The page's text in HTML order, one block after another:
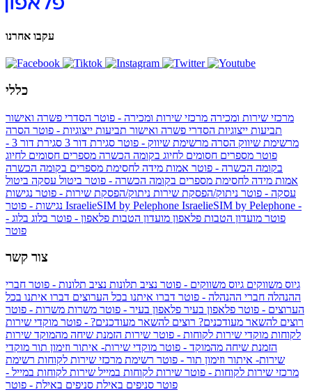
עקבו אחרנו
כללי
מרכזי שירות ומכירה מרכזי שירות ומכירה - פוטר הסדרי פשרה ואישור
תביעות ייצוגיות הסדרי פשרה ואישור תביעות ייצוגיות - פוטר הסרה
מרשימת שיווק הסרה מרשימת שיווק - פוטר סגירת דור 3
סגירת דור 3 -
פוטר מספרים חסומים לחיוג בקומה הכשרה מספרים חסומים לחיוג
בקומה הכשרה - פוטר אמות מידה לחסימת מספרים בקומה הכשרה
אמות מידה לחסימת מספרים בקומה הכשרה - פוטר ביטול עסקה ביטול
עסקה - פוטר ניתוק/הפסקת שירות ניתוק/הפסקת שירות - פוטר נגישות
IsraelieSIM by Pelephone IsraelieSIM by Pelephone -
פוטר מועדון הטבות פלאפון מועדון הטבות פלאפון - פוטר בלוג בלוג -
פוטר
צור קשר
גיוס משווקים גיוס משווקים - פוטר נציב תלונות נציב תלונות - פוטר חברי
ההנהלה חברי ההנהלה - פוטר דברו איתנו בכל הערוצים דברו איתנו בכל
הערוצים - פוטר פלאפון בעיר פלאפון בעיר - פוטר משרות משרות - פוטר
רוצים להשאר מעודכנים? רוצים להשאר מעודכנים? - פוטר מוקדי שירות
לקוחות מוקדי שירות לקוחות - פוטר שירות הזמנת שיחה מהמוקד שירות
הזמנת שיחה מהמוקד - פוטר מוקדי שירות- איתור וזימון תור מוקדי
שירות- איתור וזימון תור - פוטר רשימת מרכזי שירות לקוחות רשימת
מרכזי שירות לקוחות - פוטר שירות לקוחות במייל שירות לקוחות במייל -
פוטר סניפים באילת סניפים באילת - פוטר